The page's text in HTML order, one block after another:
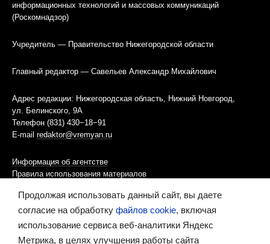
информационных технологий и массовых коммуникаций
(Роскомнадзор)
Учредитель — Правительство Нижегородской области
Главный редактор — Савельев Александр Михайлович
Адрес редакции: Нижегородская область, Нижний Новгород,
ул. Белинского, 9А
Телефон (831) 430−18−91
E-mail redaktor@vremyan.ru
Информация об агентстве
Правила использования материалов
Информационная политика использования «cookies»-файлов
Ресурс содержит материалы 16+
Продолжая использовать данный сайт, вы даете
согласие на обработку файлов cookie, включая
использование сервиса веб-аналитики Яндекс
Метрика, в целях улучшения работы сайта